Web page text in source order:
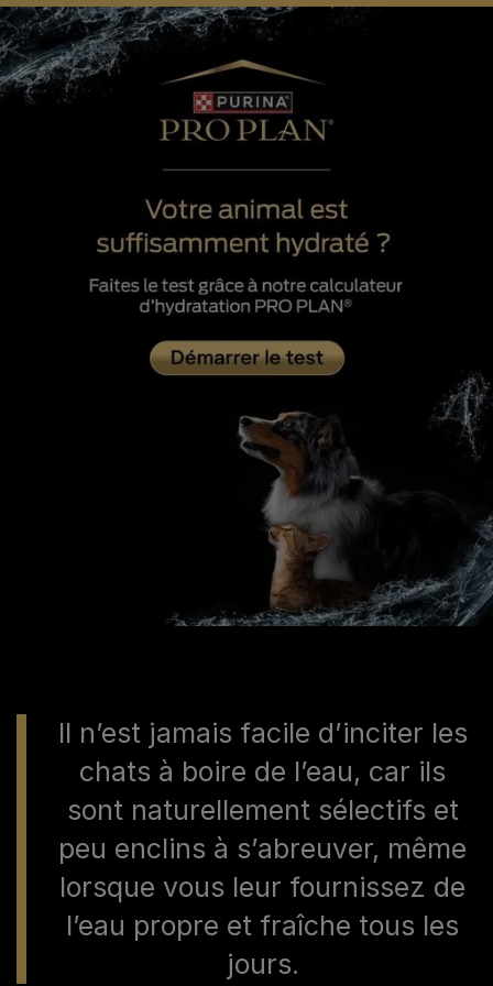
Il n’est jamais facile d’inciter les
chats à boire de l’eau, car ils
sont naturellement sélectifs et
peu enclins à s’abreuver, même
lorsque vous leur fournissez de
l’eau propre et fraîche tous les
jours.